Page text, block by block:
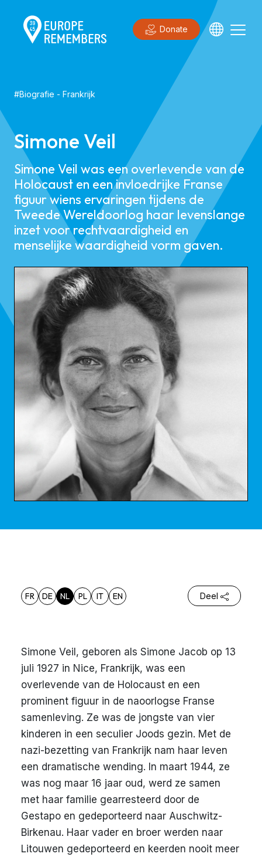
Donate
#Biografie - Frankrijk
Simone Veil
Simone Veil was een overlevende van de
Holocaust en een invloedrijke Franse
figuur wiens ervaringen tijdens de
Tweede Wereldoorlog haar levenslange
inzet voor rechtvaardigheid en
menselijke waardigheid vorm gaven.
FR DE NL PL IT EN Deel
Simone Veil, geboren als Simone Jacob op 13
juli 1927 in Nice, Frankrijk, was een
overlevende van de Holocaust en een
prominent figuur in de naoorlogse Franse
samenleving. Ze was de jongste van vier
kinderen in een seculier Joods gezin. Met de
nazi-bezetting van Frankrijk nam haar leven
een dramatische wending. In maart 1944, ze
was nog maar 16 jaar oud, werd ze samen
met haar familie gearresteerd door de
Gestapo en gedeporteerd naar Auschwitz-
Birkenau. Haar vader en broer werden naar
Litouwen gedeporteerd en keerden nooit meer